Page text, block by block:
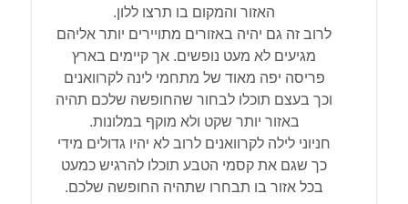
האזור והמקום בו תרצו ללון.
לרוב זה גם יהיה באזורים מתויירים יותר אליהם
מגיעים לא מעט נופשים. אך קיימים בארץ
פריסה יפה מאוד של מתחמי לינה לקרוואנים
וכך בעצם תוכלו לבחור שהחופשה שלכם תהיה
באזור יותר שקט ולא מוקף במלונות.
חניוני לילה לקרוואנים לרוב לא יהיו גדולים מידי
כך שגם את קסמי הטבע תוכלו להרגיש כמעט
בכל אזור בו תבחרו שתהיה החופשה שלכם.